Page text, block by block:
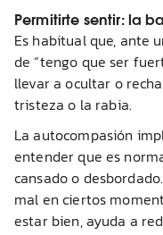
Permitirte sentir: la
Es habitual que, ante
de “tengo que ser
llevar a ocultar o
tristeza o la rabia.
La autocompasión
entender que es
cansado o
mal en ciertos
estar bien, ayuda a